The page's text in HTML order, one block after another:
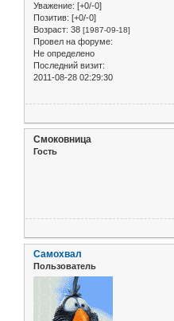
Уважение: [+0/-0]
Позитив: [+0/-0]
Возраст: 38 [1987-09-18]
Провел на форуме:
Не определено
Последний визит:
2011-08-28 02:29:30
Смоковница
Гость
Самохвал
Пользователь